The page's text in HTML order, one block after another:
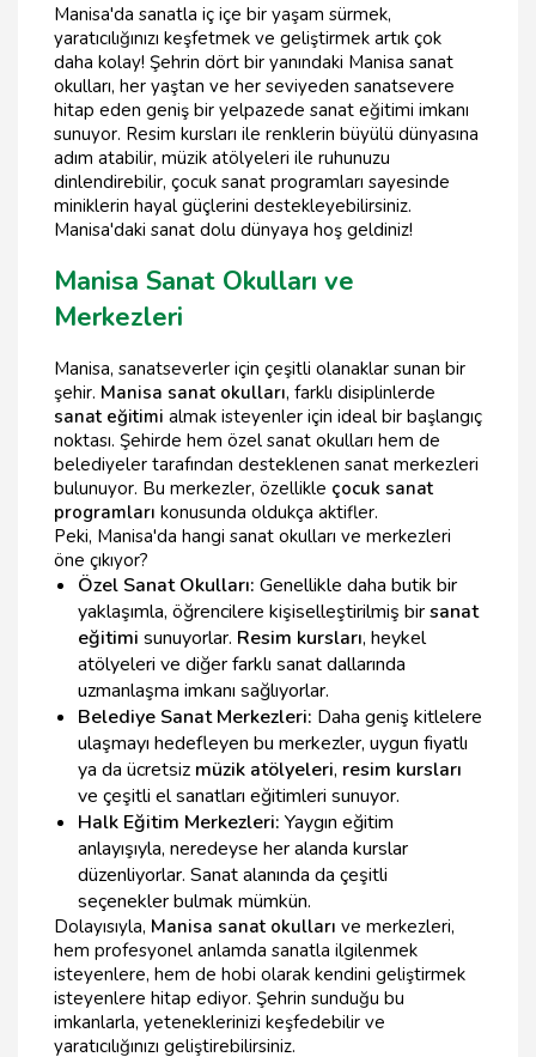
Manisa'da sanatla iç içe bir yaşam sürmek,
yaratıcılığınızı keşfetmek ve geliştirmek artık çok
daha kolay! Şehrin dört bir yanındaki Manisa sanat
okulları, her yaştan ve her seviyeden sanatsevere
hitap eden geniş bir yelpazede sanat eğitimi imkanı
sunuyor. Resim kursları ile renklerin büyülü dünyasına
adım atabilir, müzik atölyeleri ile ruhunuzu
dinlendirebilir, çocuk sanat programları sayesinde
miniklerin hayal güçlerini destekleyebilirsiniz.
Manisa'daki sanat dolu dünyaya hoş geldiniz!
Manisa Sanat Okulları ve
Merkezleri
Manisa, sanatseverler için çeşitli olanaklar sunan bir
şehir. Manisa sanat okulları, farklı disiplinlerde
sanat eğitimi almak isteyenler için ideal bir başlangıç
noktası. Şehirde hem özel sanat okulları hem de
belediyeler tarafından desteklenen sanat merkezleri
bulunuyor. Bu merkezler, özellikle çocuk sanat
programları konusunda oldukça aktifler.
Peki, Manisa'da hangi sanat okulları ve merkezleri
öne çıkıyor?
Özel Sanat Okulları: Genellikle daha butik bir
yaklaşımla, öğrencilere kişiselleştirilmiş birsanat
eğitimi sunuyorlar. Resim kursları, heykel
atölyeleri ve diğer farklı sanat dallarında
uzmanlaşma imkanı sağlıyorlar.
Belediye Sanat Merkezleri: Daha geniş kitlelere
ulaşmayı hedefleyen bu merkezler, uygun fiyatlı
ya da ücretsiz müzik atölyeleri, resim kursları
ve çeşitli el sanatları eğitimleri sunuyor.
Halk Eğitim Merkezleri: Yaygın eğitim
anlayışıyla, neredeyse her alanda kurslar
düzenliyorlar. Sanat alanında da çeşitli
seçenekler bulmak mümkün.
Dolayısıyla, Manisa sanat okulları ve merkezleri,
hem profesyonel anlamda sanatla ilgilenmek
isteyenlere, hem de hobi olarak kendini geliştirmek
isteyenlere hitap ediyor. Şehrin sunduğu bu
imkanlarla, yeteneklerinizi keşfedebilir ve
yaratıcılığınızı geliştirebilirsiniz.